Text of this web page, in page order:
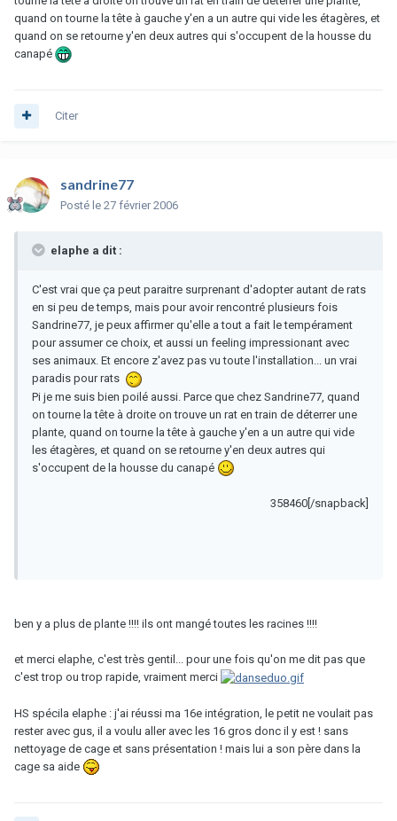
quand on tourne la tête à gauche y'en a un autre qui vide les étagères, et
quand on se retourne y'en deux autres qui s'occupent de la housse du
canapé
Citer
sandrine77
Posté le 27 février 2006
elaphe a dit :
C'est vrai que ça peut paraitre surprenant d'adopter autant de rats
en si peu de temps, mais pour avoir rencontré plusieurs fois
Sandrine77, je peux affirmer qu'elle a tout a fait le tempérament
pour assumer ce choix, et aussi un feeling impressionant avec
ses animaux. Et encore z'avez pas vu toute l'installation... un vrai
paradis pour rats
Pi je me suis bien poilé aussi. Parce que chez Sandrine77, quand
on tourne la tête à droite on trouve un rat en train de déterrer une
plante, quand on tourne la tête à gauche y'en a un autre qui vide
les étagères, et quand on se retourne y'en deux autres qui
s'occupent de la housse du canapé
358460[/snapback]
ben y a plus de plante !!!! ils ont mangé toutes les racines !!!!
et merci elaphe, c'est très gentil... pour une fois qu'on me dit pas que
c'est trop ou trop rapide, vraiment merci
HS spécila elaphe : j'ai réussi ma 16e intégration, le petit ne voulait pas
rester avec gus, il a voulu aller avec les 16 gros donc il y est ! sans
nettoyage de cage et sans présentation ! mais lui a son père dans la
cage sa aide